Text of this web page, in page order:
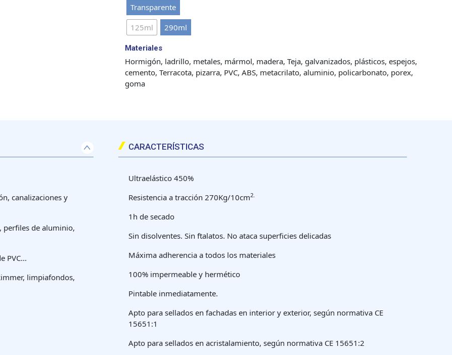
Transparente
125ml
290ml
Materiales
Hormigón, ladrillo, metales, mármol, madera, Teja, galvanizados, plásticos, espejos,
cemento, Terracota, pizarra, PVC, ABS, metacrilato, aluminio, policarbonato, porex,
goma
canalizaciones y
perfiles de aluminio,
PVC…
limpiafondos,
CARACTERÍSTICAS
Ultraelástico 450%
Resistencia a tracción 270Kg/10cm2.
1h de secado
Sin disolventes. Sin ftalatos. No ataca superficies delicadas
Máxima adherencia a todos los materiales
100% impermeable y hermético
Pintable inmediatamente.
Apto para sellados en fachadas en interior y exterior, según normativa CE
15651:1
Apto para sellados en acristalamiento, según normativa CE 15651:2